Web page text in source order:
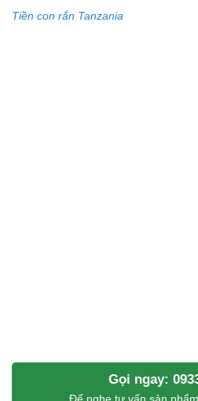
Tiền con rắn Tanzania
Gọi ngay: